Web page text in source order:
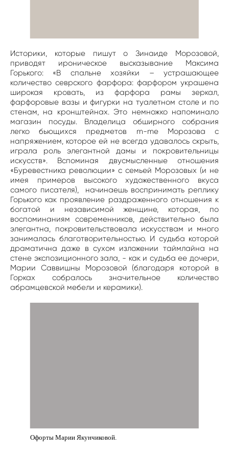
Историки, которые пишут о Зинаиде Морозовой,
приводят ироническое высказывание Максима
Горького: «В спальне хозяйки – устрашающее
количество севрского фарфора: фарфором украшена
широкая кровать, из фарфора рамы зеркал,
фарфоровые вазы и фигурки на туалетном столе и по
стенам, на кронштейнах. Это немножко напоминало
магазин посуды. Владелица обширного собрания
легко бьющихся предметов m-me Морозова с
напряжением, которое ей не всегда удавалось скрыть,
играла роль элегантной дамы и покровительницы
искусств». Вспоминая двусмысленные отношения
«Буревестника революции» с семьей Морозовых (и не
имея примеров высокого художественного вкуса
самого писателя), начинаешь воспринимать реплику
Горького как проявление раздраженного отношения к
богатой и независимой женщине, которая, по
воспоминаниям современников, действительно была
элегантна, покровительствовала искусствам и много
занималась благотворительностью. И судьба которой
драматична даже в сухом изложении таймлайна на
стене экспозиционного зала, - как и судьба ее дочери,
Марии Саввишны Морозовой (благодаря которой в
Горках собралось значительное количество
абрамцевской мебели и керамики).
Офорты Марии Якунчиковой.